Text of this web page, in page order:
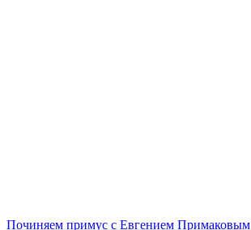
Починяем примус с Евгением Примаковым